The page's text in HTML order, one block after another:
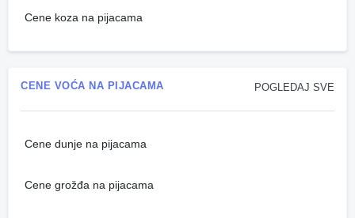
Cene koza na pijacama
POGLEDAJ SVE
CENE VOĆA NA PIJACAMA
Cene dunje na pijacama
Cene grožđa na pijacama